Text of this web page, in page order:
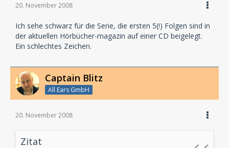
20. November 2008
Ich sehe schwarz für die Serie, die ersten 5(!) Folgen sind in
der aktuellen Hörbücher-magazin auf einer CD beigelegt.
Ein schlechtes Zeichen.
Captain Blitz
All Ears GmbH
20. November 2008
Zitat